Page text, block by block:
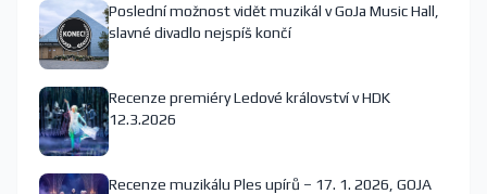
Poslední možnost vidět muzikál v GoJa Music Hall,
slavné divadlo nejspíš končí
Recenze premiéry Ledové království v HDK
12.3.2026
Recenze muzikálu Ples upírů – 17. 1. 2026, GOJA